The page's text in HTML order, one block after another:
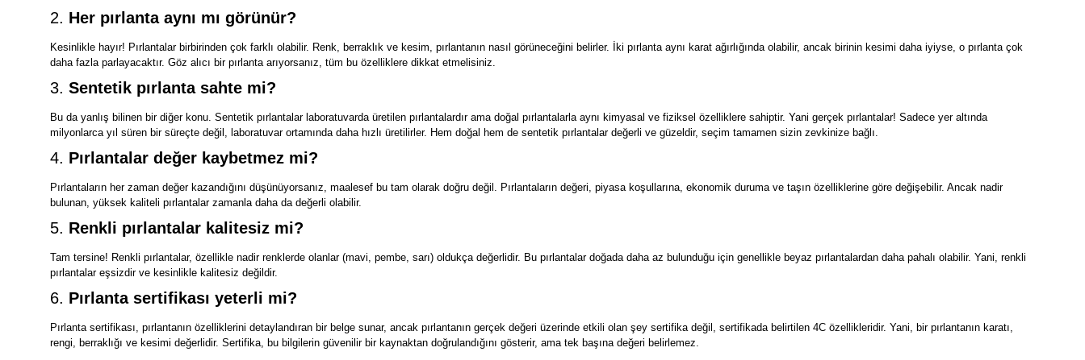
2. Her pırlanta aynı mı görünür?
Kesinlikle hayır! Pırlantalar birbirinden çok farklı olabilir. Renk, berraklık ve kesim, pırlantanın nasıl görüneceğini belirler. İki pırlanta aynı karat ağırlığında olabilir, ancak birinin kesimi daha iyiyse, o pırlanta çok
daha fazla parlayacaktır. Göz alıcı bir pırlanta arıyorsanız, tüm bu özelliklere dikkat etmelisiniz.
3. Sentetik pırlanta sahte mi?
Bu da yanlış bilinen bir diğer konu. Sentetik pırlantalar laboratuvarda üretilen pırlantalardır ama doğal pırlantalarla aynı kimyasal ve fiziksel özelliklere sahiptir. Yani gerçek pırlantalar! Sadece yer altında
milyonlarca yıl süren bir süreçte değil, laboratuvar ortamında daha hızlı üretilirler. Hem doğal hem de sentetik pırlantalar değerli ve güzeldir, seçim tamamen sizin zevkinize bağlı.
4. Pırlantalar değer kaybetmez mi?
Pırlantaların her zaman değer kazandığını düşünüyorsanız, maalesef bu tam olarak doğru değil. Pırlantaların değeri, piyasa koşullarına, ekonomik duruma ve taşın özelliklerine göre değişebilir. Ancak nadir
bulunan, yüksek kaliteli pırlantalar zamanla daha da değerli olabilir.
5. Renkli pırlantalar kalitesiz mi?
Tam tersine! Renkli pırlantalar, özellikle nadir renklerde olanlar (mavi, pembe, sarı) oldukça değerlidir. Bu pırlantalar doğada daha az bulunduğu için genellikle beyaz pırlantalardan daha pahalı olabilir. Yani, renkli
pırlantalar eşsizdir ve kesinlikle kalitesiz değildir.
6. Pırlanta sertifikası yeterli mi?
Pırlanta sertifikası, pırlantanın özelliklerini detaylandıran bir belge sunar, ancak pırlantanın gerçek değeri üzerinde etkili olan şey sertifika değil, sertifikada belirtilen 4C özellikleridir. Yani, bir pırlantanın karatı,
rengi, berraklığı ve kesimi değerlidir. Sertifika, bu bilgilerin güvenilir bir kaynaktan doğrulandığını gösterir, ama tek başına değeri belirlemez.